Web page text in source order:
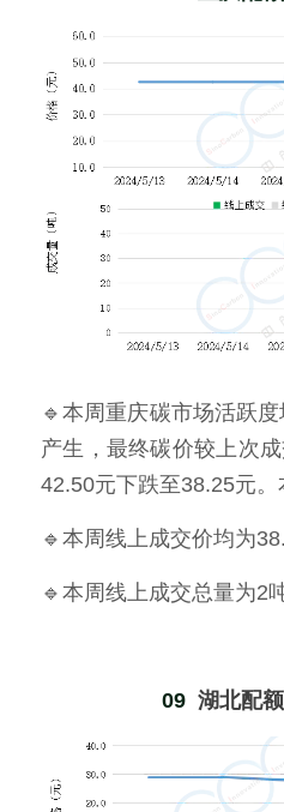
🔹本周重庆碳市场活跃
产生，最终碳价较上次
42.50元下跌至38.25元。
🔹本周线上成交价均为
🔹本周线上成交总量为2吨
09 湖北配